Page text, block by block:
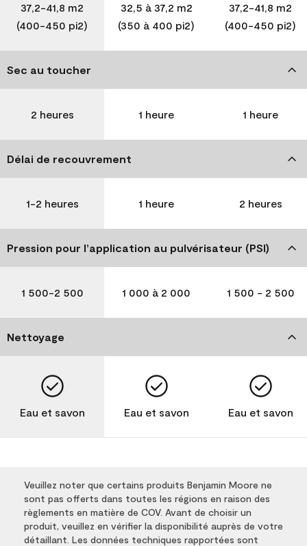
37,2-41,8 m2
(400-450 pi2)
32,5 à 37,2 m2
(350 à 400 pi2)
37,2-41,8 m2
(400-450 pi2)
Sec au toucher
2 heures 1 heure 1 heure
Délai de recouvrement
1-2 heures 1 heure 2 heures
Pression pour l’application au pulvérisateur (PSI)
1 500-2 500 1 000 à 2 000 1 500 - 2 500
Nettoyage
Eau et savon Eau et savon Eau et savon
Veuillez noter que certains produits Benjamin Moore ne
sont pas offerts dans toutes les régions en raison des
règlements en matière de COV. Avant de choisir un
produit, veuillez en vérifier la disponibilité auprès de votre
détaillant. Les données techniques rapportées sont